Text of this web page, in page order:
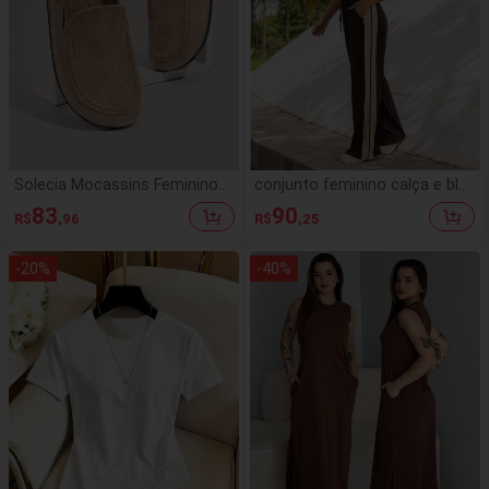
Solecia Mocassins Femininos
Sem Costas, Adequados para
Uso Diário, Natal, Outono, Ano
R$83,96
conjunto feminino calça e blu
sa básico com lista na lateral
R$90,25
-20% -40%